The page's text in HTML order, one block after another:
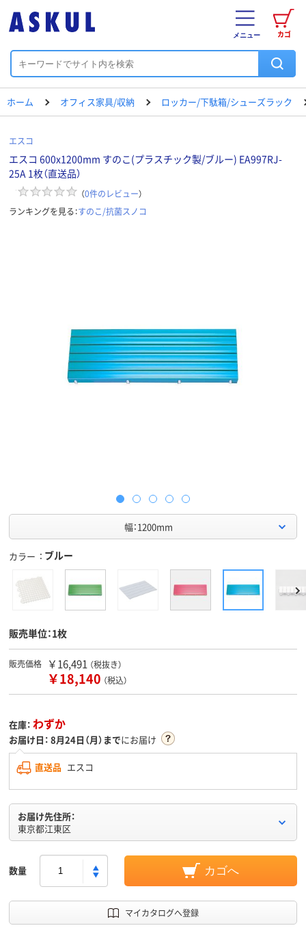
カゴ
メニュー
ホーム オフィス家具/収納 ロッカー/下駄箱/シューズラック
エスコ
エスコ 600x1200mm すのこ(プラスチック製/ブルー) EA997RJ-
25A 1枚（直送品）
（0件のレビュー）
ランキングを見る：すのこ/抗菌スノコ
幅：1200mm
カラー ブルー
販売単位：1枚
販売価格 ￥16,491 （税抜き）
￥18,140 （税込）
在庫： わずか
お届け日： 8月24日（月）までにお届け
直送品 エスコ
お届け先住所：
東京都江東区
数量 カゴへ
マイカタログへ登録